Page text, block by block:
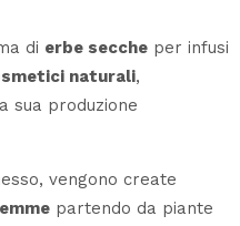
di erbe secche per infusi
naturali,
sua produzione
vengono create
partendo da piante